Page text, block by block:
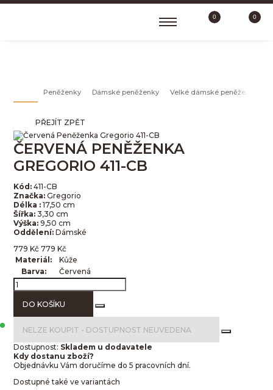
0 0
VELKÉ DÁMSKÉ PENĚŽENKY
Peněženky Dámské peněženky Velké dámské peněženky
PŘEJÍT ZPĚT
ČERVENÁ PENĚŽENKA
GREGORIO 411-CB
Kód: 411-CB
Značka: Gregorio
Délka :17,50 cm
Šířka:3,30 cm
Výška:9,50 cm
Oddělení:Dámské
779 Kč 779 Kč
Materiál:
Kůže
Barva:
Červená
DO KOŠÍKU
NELZE KOUPIT - DOSTUPNOST NEUVEDENA
Dostupnost: Skladem u dodavatele
Kdy dostanu zboží?
Objednávku Vám doručíme do 5 pracovních dní.
Dostupné také ve variantách